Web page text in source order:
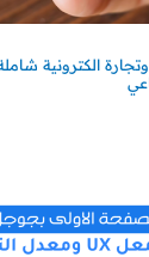
الكترونية